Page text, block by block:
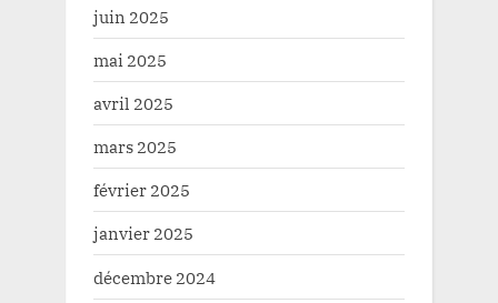
juin 2025
mai 2025
avril 2025
mars 2025
février 2025
janvier 2025
décembre 2024